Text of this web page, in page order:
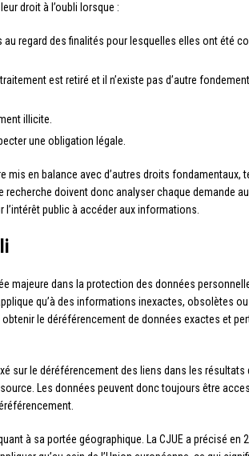
droit à l’oubli lorsque :
regard des finalités pour lesquelles elles ont été
est retiré et il n’existe pas d’autre
illicite.
une obligation légale.
mis en balance avec d’autres droits fondamentaux,
recherche doivent donc analyser chaque demande
public à accéder aux informations.
majeure dans la protection des données
qu’à des informations inexactes, obsolètes
le déréférencement de données exactes et
sur le déréférencement des liens dans les
Les données peuvent donc toujours être
à sa portée géographique. La CJUE a précisé en